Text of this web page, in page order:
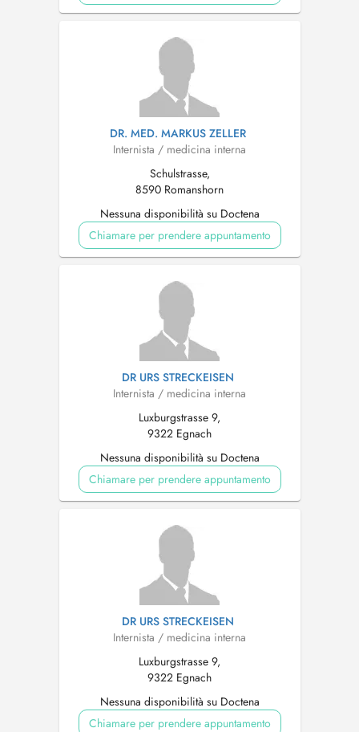
DR. MED. MARKUS ZELLER
Internista / medicina interna
Schulstrasse,
8590 Romanshorn
Nessuna disponibilità su Doctena
Chiamare per prendere appuntamento
DR URS STRECKEISEN
Internista / medicina interna
Luxburgstrasse 9,
9322 Egnach
Nessuna disponibilità su Doctena
Chiamare per prendere appuntamento
DR URS STRECKEISEN
Internista / medicina interna
Luxburgstrasse 9,
9322 Egnach
Nessuna disponibilità su Doctena
Chiamare per prendere appuntamento